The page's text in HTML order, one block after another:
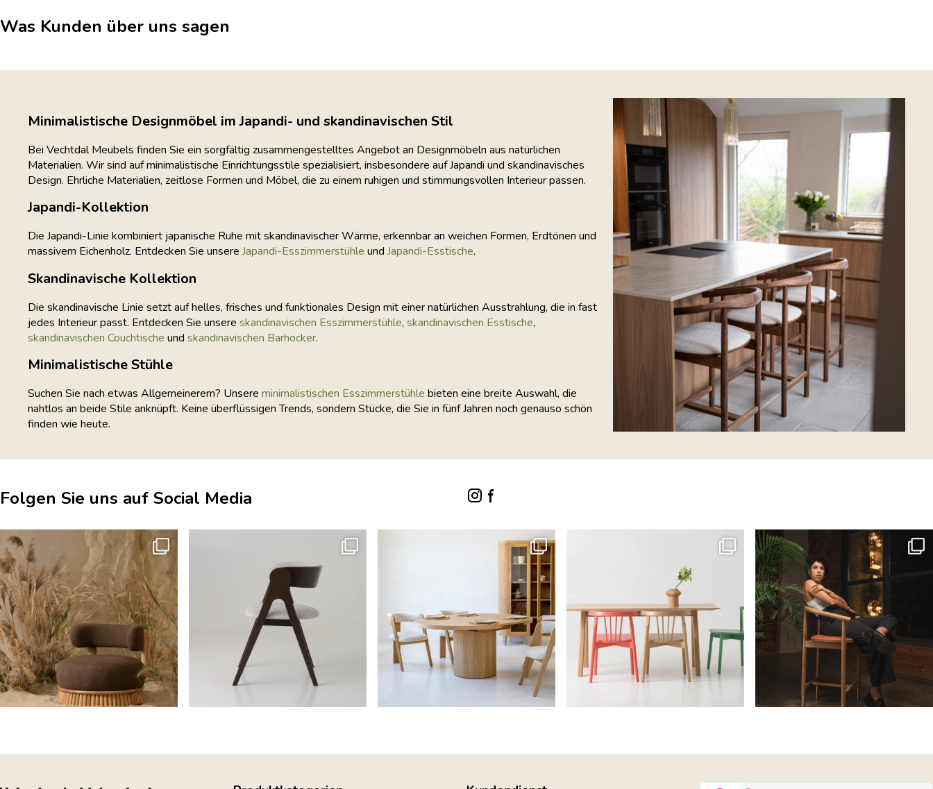
Was Kunden über uns sagen
Minimalistische Designmöbel im Japandi- und skandinavischen Stil
Bei Vechtdal Meubels finden Sie ein sorgfältig zusammengestelltes Angebot an Designmöbeln aus natürlichen
Materialien. Wir sind auf minimalistische Einrichtungsstile spezialisiert, insbesondere auf Japandi und skandinavisches
Design. Ehrliche Materialien, zeitlose Formen und Möbel, die zu einem ruhigen und stimmungsvollen Interieur passen.
Japandi-Kollektion
Die Japandi-Linie kombiniert japanische Ruhe mit skandinavischer Wärme, erkennbar an weichen Formen, Erdtönen und
massivem Eichenholz. Entdecken Sie unsere Japandi-Esszimmerstühle und Japandi-Esstische.
Skandinavische Kollektion
Die skandinavische Linie setzt auf helles, frisches und funktionales Design mit einer natürlichen Ausstrahlung, die in fast
jedes Interieur passt. Entdecken Sie unsere skandinavischen Esszimmerstühle, skandinavischen Esstische,
skandinavischen Couchtische und skandinavischen Barhocker.
Minimalistische Stühle
Suchen Sie nach etwas Allgemeinerem? Unsere minimalistischen Esszimmerstühle bieten eine breite Auswahl, die
nahtlos an beide Stile anknüpft. Keine überflüssigen Trends, sondern Stücke, die Sie in fünf Jahren noch genauso schön
finden wie heute.
Folgen Sie uns auf Social Media